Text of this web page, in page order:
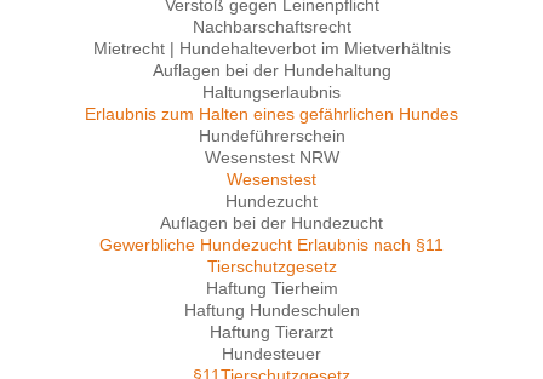
Verstoß gegen Leinenpflicht
Nachbarschaftsrecht
Mietrecht | Hundehalteverbot im Mietverhältnis
Auflagen bei der Hundehaltung
Haltungserlaubnis
Erlaubnis zum Halten eines gefährlichen Hundes
Hundeführerschein
Wesenstest NRW
Wesenstest
Hundezucht
Auflagen bei der Hundezucht
Gewerbliche Hundezucht Erlaubnis nach §11
Tierschutzgesetz
Haftung Tierheim
Haftung Hundeschulen
Haftung Tierarzt
Hundesteuer